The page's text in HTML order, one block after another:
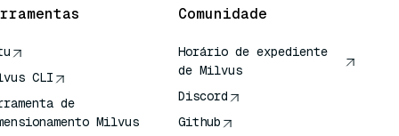
CLI
de
Milvus
Comunidade
Horário de expediente
de Milvus
Discord
Github